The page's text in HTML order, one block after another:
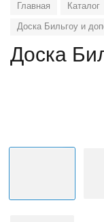
Главная Каталог
Доска Бильгоу и
Доска